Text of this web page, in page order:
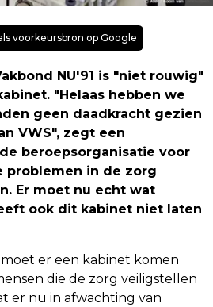
voorkeursbron op Google
NU'91 is "niet rouwig"
"Helaas hebben we
geen daadkracht gezien
VWS", zegt een
beroepsorganisatie voor
problemen in de zorg
Er moet nu echt wat
ook dit kabinet niet laten
er een kabinet komen
die de zorg veiligstellen
er nu in afwachting van